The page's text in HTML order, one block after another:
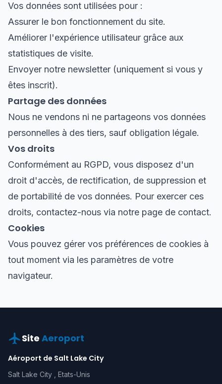
Vos données sont utilisées pour :
Assurer le bon fonctionnement du site.
Améliorer l'expérience utilisateur grâce aux
statistiques de visite.
Envoyer notre newsletter (uniquement si vous y
êtes inscrit).
Partage des données
Nous ne vendons ni ne partageons vos données
personnelles à des tiers, sauf obligation légale.
Vos droits
Conformément au RGPD, vous disposez d'un
droit d'accès, de rectification, de suppression et
de portabilité de vos données. Pour exercer ces
droits, contactez-nous via notre page de contact.
Cookies
Vous pouvez gérer vos préférences de cookies à
tout moment via les paramètres de votre
navigateur.
Site Aeroport
Aéroport de Salt Lake City
Salt Lake City , Etats-Unis